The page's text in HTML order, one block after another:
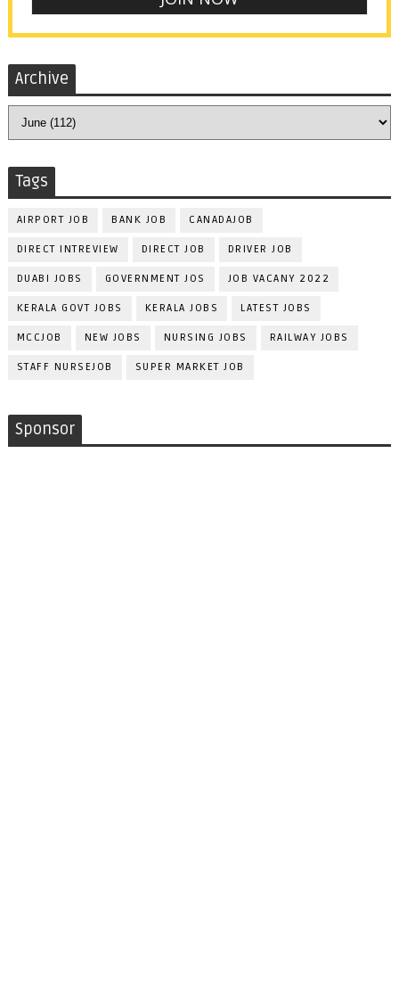
Archive
Tags
AIRPORT JOB BANK JOB CANADAJOB
DIRECT INTREVIEW DIRECT JOB DRIVER JOB
DUABI JOBS GOVERNMENT JOS JOB VACANY 2022
KERALA GOVT JOBS KERALA JOBS LATEST JOBS
MCCJOB NEW JOBS NURSING JOBS RAILWAY JOBS
STAFF NURSEJOB SUPER MARKET JOB
Sponsor